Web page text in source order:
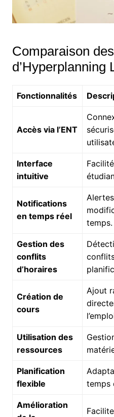
Comparaison
d’Hyperplanning
Fonctionnalités
Accès via l’ENT
Interface
intuitive
Notifications
en temps réel
temps.
Gestion des
conflits
d’horaires
Création de
cours
Ajout
Utilisation des
ressources
Planification
flexible
temps
Amélioration